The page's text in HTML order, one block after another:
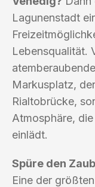
Lagunenstadt
Lebensqualität.
Markusplatz,
Rialtobrücke,
Atmosphäre,
einlädt.
Spüre den
Eine der